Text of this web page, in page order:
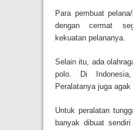
Para pembuat
dengan cermat
kekuatan pelananya.
Selain itu, ada
polo. Di
Peralatanya juga agak
Untuk peralatan
banyak dibuat